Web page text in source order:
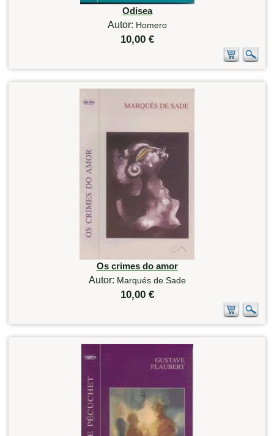
Odisea
Autor: Homero
10,00 €
Os crimes do amor
Autor: Marqués de Sade
10,00 €